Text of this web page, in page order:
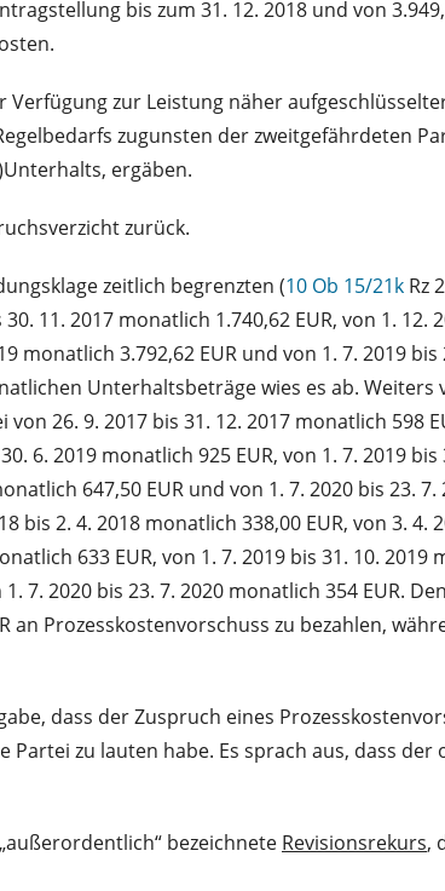
bis zum 31. 12. 2018 und von
zur Leistung näher
zugunsten der zweitgefährdeten
ergäben.
zurück.
zeitlich begrenzten (10 Ob 15/21k Rz
11. 2017 monatlich 1.740,62 EUR, von 1. 12.
monatlich 3.792,62 EUR und von 1. 7. 2019
Unterhaltsbeträge wies es ab.
26. 9. 2017 bis 31. 12. 2017 monatlich 598
6. 2019 monatlich 925 EUR, von 1. 7. 2019
647,50 EUR und von 1. 7. 2020 bis
bis 2. 4. 2018 monatlich 338,00 EUR, von 3.
633 EUR, von 1. 7. 2019 bis 31. 10.
1. 7. 2020 bis 23. 7. 2020 monatlich 354
an Prozesskostenvorschuss zu bezahlen,
dass der Zuspruch eines
zu lauten habe. Es sprach aus, dass
bezeichnete Revisionsrekurs,